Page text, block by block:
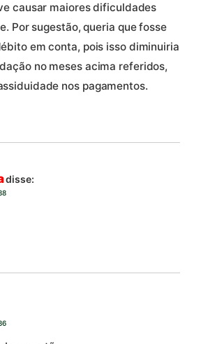
causar maiores dificuldades
Por sugestão, queria que fosse
em conta, pois isso diminuiria
no meses acima referidos,
nos pagamentos.
disse: